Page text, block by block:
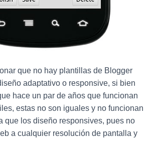
que no hay plantillas de Blogger
adaptativo o responsive, si bien
hace un par de años que funcionan
estas no son iguales y no funcionan
que los diseño responsives, pues no
a cualquier resolución de pantalla y